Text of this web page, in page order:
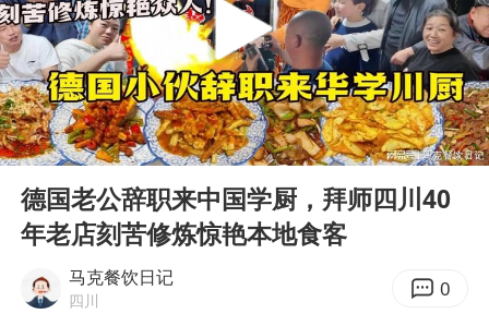
王艺迪无缘横滨赛决赛
2026年7月份居民消费价格同比上涨0.5%
武契奇会见泽连斯基有何意图
“伊斯兰版北约”出现
台铃电动车仅骑一年就断电趴窝
上海大部迎大暴雨
方桃子代言广告视频已下架
Play
00:00 27:58
德国老公辞职来中国学厨，拜师四川40
年老店刻苦修炼惊艳本地食客
马克餐饮日记
四川 0